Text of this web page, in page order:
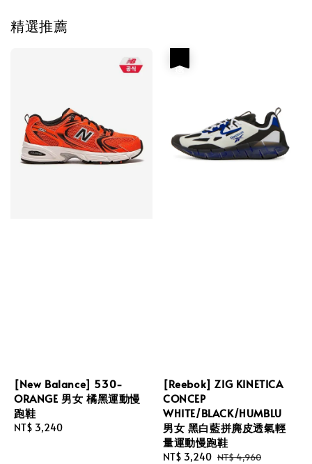
精選推薦
[New Balance] 530-
ORANGE 男女 橘黑運動慢
跑鞋
Regular
NT$ 3,240
[Reebok] ZIG KINETICA
CONCEP
WHITE/BLACK/HUMBLU
男女 黑白藍拼麂皮透氣輕
量運動慢跑鞋
Sale
NT$ 3,240 Regular
NT$ 4,960